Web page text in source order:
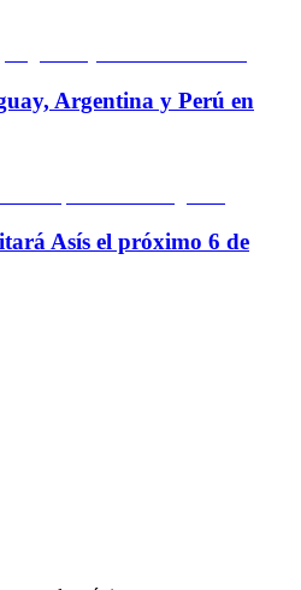
Argentina y Perú en
Asís el próximo 6 de